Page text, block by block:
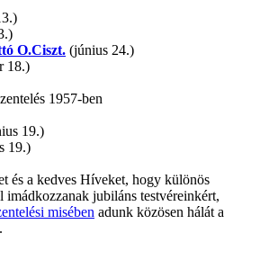
O.Ciszt. (június 24.)
18.)
1957-ben
19.)
19.)
és a kedves Híveket, hogy különös
imádkozzanak jubiláns testvéreinkért,
misében adunk közösen hálát a